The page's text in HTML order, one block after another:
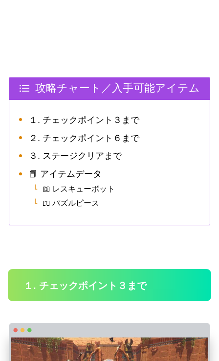
攻略チャート／入手可能アイテム
１. チェックポイント３まで
２. チェックポイント６まで
３. ステージクリアまで
📕 アイテムデータ
📖 レスキューボット
📖 パズルピース
１. チェックポイント３まで